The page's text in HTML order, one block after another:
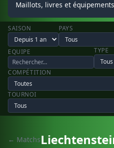
Maillots, livres et
SAISON PAYS
EQUIPE TYPE
COMPÉTITION
TOURNOI
← Matchs